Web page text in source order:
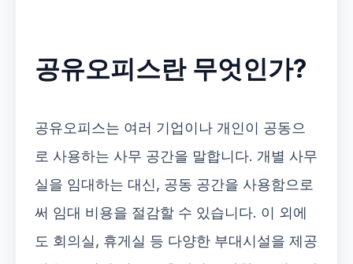
공유오피스란 무엇인가?
공유오피스는 여러 기업이나 개인이 공동으
로 사용하는 사무 공간을 말합니다. 개별 사무
실을 임대하는 대신, 공동 공간을 사용함으로
써 임대 비용을 절감할 수 있습니다. 이 외에
도 회의실, 휴게실 등 다양한 부대시설을 제공